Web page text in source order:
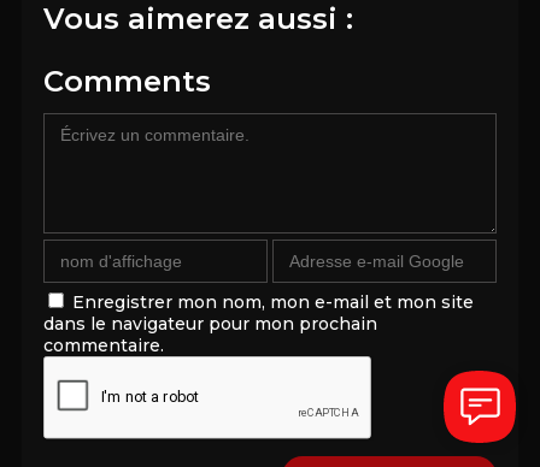
Vous aimerez aussi :
Comments
Enregistrer mon nom, mon e-mail et mon site
dans le navigateur pour mon prochain
commentaire.